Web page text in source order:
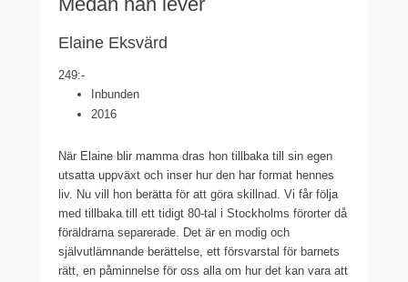
Elaine Eksvärd
249:-
Inbunden
2016
När Elaine blir mamma dras hon tillbaka till sin egen
utsatta uppväxt och inser hur den har format hennes
liv. Nu vill hon berätta för att göra skillnad. Vi får följa
med tillbaka till ett tidigt 80-tal i Stockholms förorter då
föräldrarna separerade. Det är en modig och
självutlämnande berättelse, ett försvarstal för barnets
rätt, en påminnelse för oss alla om hur det kan vara att